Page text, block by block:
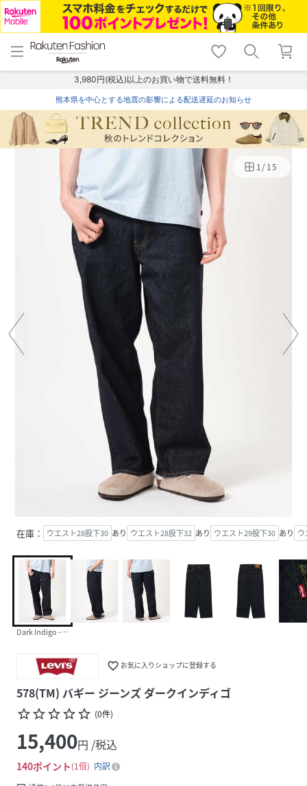
menu home
トップ
shopping_cart lock_outline
ログイン
3,980円(税込)以上のお買い物で送料無料！
熊本県を中心とする地震の影響による配送遅延のお知らせ
1/15
在庫： ウエスト28股下30 あり ウエスト28股下32 あり ウエスト29股下30 あり
Dark Indigo - Flat Finish
favorite_border お気に入りショップに登録する
578(TM) バギー ジーンズ ダークインディゴ
star_borderstar_borderstar_borderstar_borderstar_border (0件)
15,400円 /税込
140ポイント 1倍
内訳